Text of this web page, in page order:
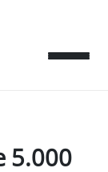
5.000